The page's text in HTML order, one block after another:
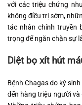
với các triệu chứng
không điều trị sớm,
tác nhân chính truyền
trọng để ngăn chặn sự
Diệt bọ xít hút
Bệnh Chagas do ký
đến hàng triệu người